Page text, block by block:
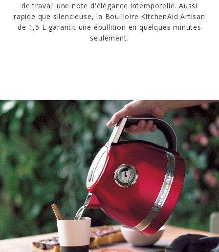
de travail une note d'élégance intemporelle. Aussi
rapide que silencieuse, la Bouilloire KitchenAid Artisan
de 1,5 L garantit une ébullition en quelques minutes
seulement.